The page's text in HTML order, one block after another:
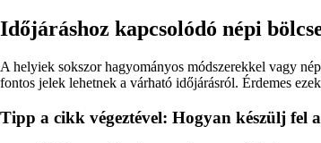
Időjáráshoz kapcsolódó népi
A helyiek sokszor hagyományos módszerekkel vagy
fontos jelek lehetnek a várható időjárásról. Érdemes
Tipp a cikk végeztével: Hogyan készülj fel